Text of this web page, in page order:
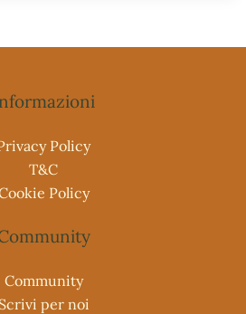
Policy
T&C
Policy
Community
Scrivi per noi